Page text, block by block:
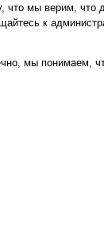
что мы верим, что
к
мы понимаем,